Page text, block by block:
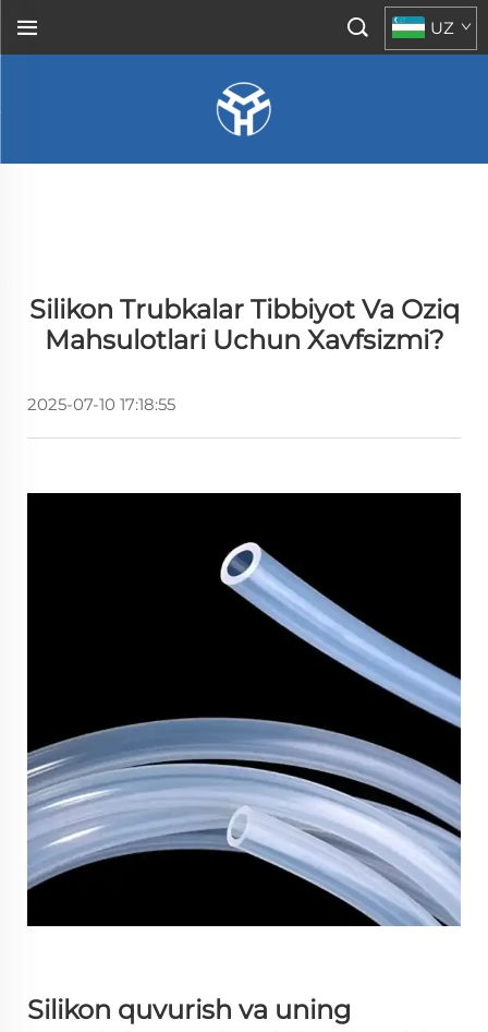
UZ
Silikon Trubkalar Tibbiyot Va Oziq
Mahsulotlari Uchun Xavfsizmi?
2025-07-10 17:18:55
Silikon quvurish va uning